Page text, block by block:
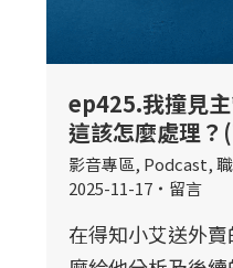
ep425.我撞見主
這該怎麼處理？
影音專區, Podcast,
2025-11-17
留言
在得知小艾送外